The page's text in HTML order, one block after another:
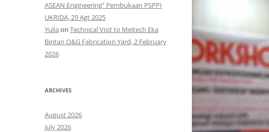
ASEAN Engineering” Pembukaan PSPPI
UKRIDA, 29 Agt 2025
Yulia on Technical Visit to Meitech Eka
Bintan O&G Fabrication Yard, 2 February
2026
ARCHIVES
August 2026
July 2026